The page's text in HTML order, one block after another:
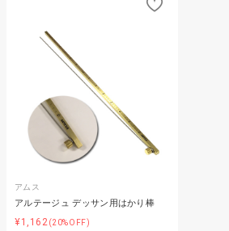
アムス
アルテージュ デッサン用はかり棒
¥1,162(20%OFF)